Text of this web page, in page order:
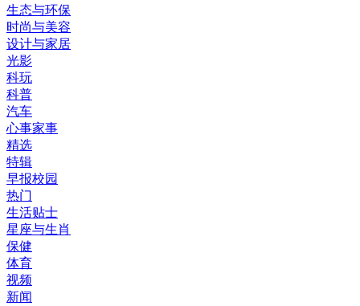
生态与环保
时尚与美容
设计与家居
光影
科玩
科普
汽车
心事家事
精选
特辑
早报校园
热门
生活贴士
星座与生肖
保健
体育
视频
新闻